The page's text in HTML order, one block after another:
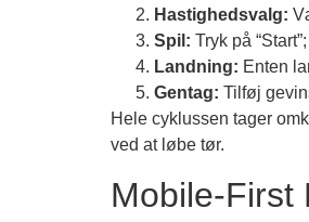
Hastighedsvalg:
Spil: Tryk på
Landning: Enten
Gentag: Tilføj
Hele cyklussen tager
ved at løbe tør.